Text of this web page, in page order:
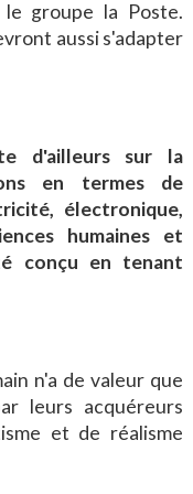
groupe la Poste.
aussi s'adapter
d'ailleurs sur la
en termes de
électronique,
humaines et
conçu en tenant
n'a de valeur que
leurs acquéreurs
et de réalisme